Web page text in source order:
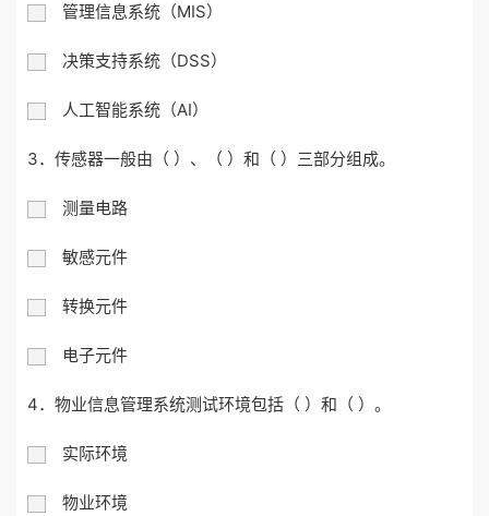
管理信息系统（MIS）
决策支持系统（DSS）
人工智能系统（AI）
3．传感器一般由（ ）、（ ）和（ ）三部分组成。
测量电路
敏感元件
转换元件
电子元件
4．物业信息管理系统测试环境包括（ ）和（ ）。
实际环境
物业环境